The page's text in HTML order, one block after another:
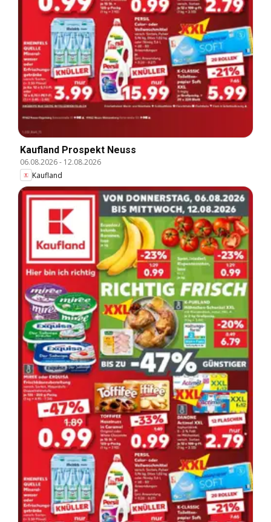
Kaufland Prospekt Neuss
06.08.2026- 12.08.2026
Kaufland